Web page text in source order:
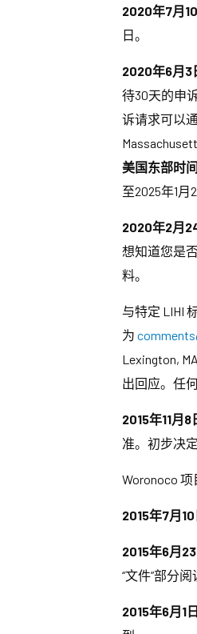
2020年7月10
日。
2020年6月3
待30天的申
诉请求可以
美国东部时
至2025年1月
2020年2月24
想知道您是
料。
与特定 LIHI
为
Lexington,
出回应。任
2015年11月8
准。初步决
Woronoco 项
2015年7月10
2015年6月23
“文件”部分阅
2015年6月1日